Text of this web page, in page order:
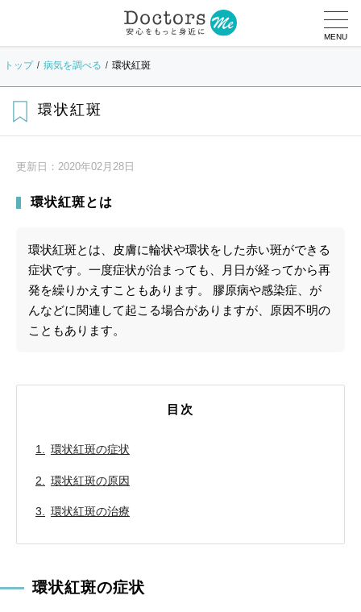
MENU
トップ 病気を調べる 環状紅斑
環状紅斑
更新日： 2020年02月28日
環状紅斑とは
環状紅斑とは、皮膚に輪状や環状をした赤い斑ができる
症状です。一度症状が治まっても、月日が経ってから再
発を繰りかえすこともあります。 膠原病や感染症、が
んなどに関連して起こる場合がありますが、原因不明の
こともあります。
目次
環状紅斑の症状
環状紅斑の原因
環状紅斑の治療
環状紅斑の症状